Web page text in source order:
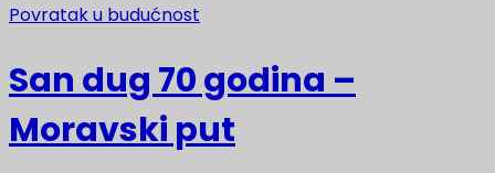
Povratak u budućnost
San dug 70 godina –
Moravski put